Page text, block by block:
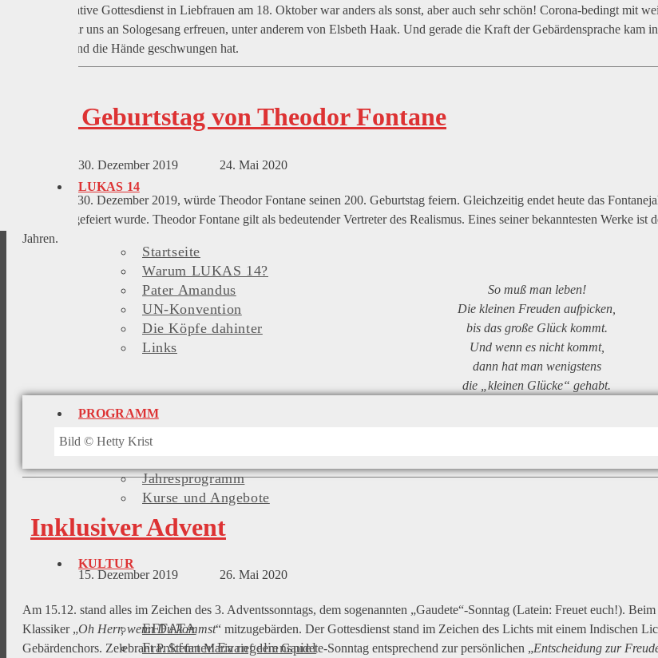
LUKAS 14
Startseite
Warum LUKAS 14?
Pater Amandus
UN-Konvention
Die Köpfe dahinter
Links
PROGRAMM
Jahresprogramm
Kurse und Angebote
KULTUR
EFFATA
Frankfurter Evangelienspiel
Der Integrative Gottesdienst in Liebfrauen am 18. Oktober war anders als sonst, aber auch sehr schön! Corona-bedingt mit
konnten wir uns an Sologesang erfreuen, unter anderem von Elsbeth Haak. Und gerade die Kraft der Gebärdensprache
unterstützend die Hände geschwungen hat.
200. Geburtstag von Theodor Fontane​
30. Dezember 2019 24. Mai 2020
Heute, am 30. Dezember 2019, würde Theodor Fontane seinen 200. Geburtstag feiern. Gleichzeitig endet heute das
ausgiebig gefeiert wurde. Theodor Fontane gilt als bedeutender Vertreter des Realismus. Eines seiner bekanntesten Werke
Jahren.
So muß man leben!
Die kleinen Freuden aufpicken,
bis das große Glück kommt.
Und wenn es nicht kommt,
dann hat man wenigstens
die „kleinen Glücke“ gehabt.
Bild © Hetty Krist
Inklusiver Advent​
15. Dezember 2019 26. Mai 2020
Am 15.12. stand alles im Zeichen des 3. Adventssonntags, dem sogenannten „Gaudete“-Sonntag (Latein: Freuet euch!).
Klassiker „Oh Herr, wenn Du kommst“ mitzugebärden. Der Gottesdienst stand im Zeichen des Lichts mit einem Indischen
Gebärdenchors. Zelebrant P. Stefan Maria rief dem Gaudete-Sonntag entsprechend zur persönlichen „Entscheidung zur